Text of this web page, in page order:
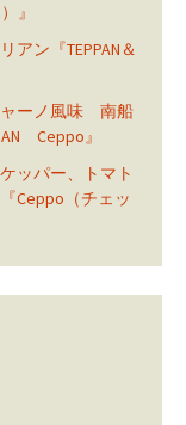
』
ン『TEPPAN＆
ーノ風味 南船
Ceppo』
ッパー、トマト
Ceppo（チェッ